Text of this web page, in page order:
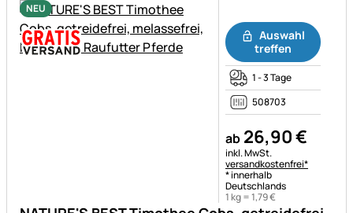
NEU
Auswahl
treffen
1 - 3 Tage
508703
ab 26,90€
Steuerhinweis:
inkl. MwSt.
versandkostenfrei*
* innerhalb
Deutschlands
1 kg =1,79€